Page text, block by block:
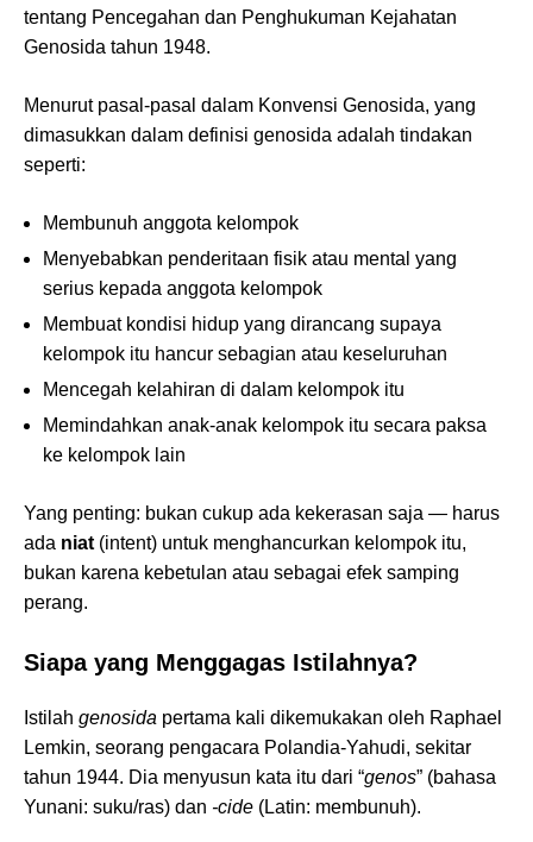
tentang Pencegahan dan Penghukuman Kejahatan
Genosida tahun 1948.
Menurut pasal‐pasal dalam Konvensi Genosida, yang
dimasukkan dalam definisi genosida adalah tindakan
seperti:
Membunuh anggota kelompok
Menyebabkan penderitaan fisik atau mental yang
serius kepada anggota kelompok
Membuat kondisi hidup yang dirancang supaya
kelompok itu hancur sebagian atau keseluruhan
Mencegah kelahiran di dalam kelompok itu
Memindahkan anak-anak kelompok itu secara paksa
ke kelompok lain
Yang penting: bukan cukup ada kekerasan saja — harus
ada niat(intent) untuk menghancurkan kelompok itu,
bukan karena kebetulan atau sebagai efek samping
perang.
Siapa yang Menggagas Istilahnya?
Istilah genosida pertama kali dikemukakan oleh Raphael
Lemkin, seorang pengacara Polandia-Yahudi, sekitar
tahun 1944. Dia menyusun kata itu dari “genos” (bahasa
Yunani: suku/ras) dan -cide (Latin: membunuh).